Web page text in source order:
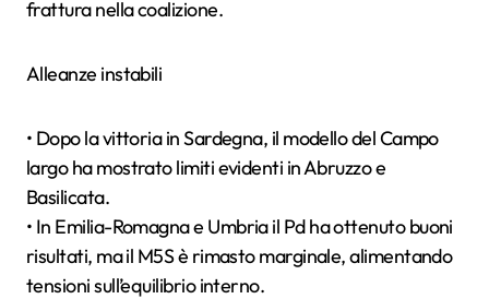
frattura nella coalizione.
Alleanze instabili
• Dopo la vittoria in Sardegna, il modello del Campo
largo ha mostrato limiti evidenti in Abruzzo e
Basilicata.
• In Emilia-Romagna e Umbria il Pd ha ottenuto buoni
risultati, ma il M5S è rimasto marginale, alimentando
tensioni sull’equilibrio interno.